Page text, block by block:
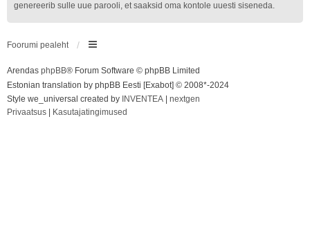
genereerib sulle uue parooli, et saaksid oma kontole uuesti siseneda.
Foorumi pealeht
Arendas phpBB® Forum Software © phpBB Limited
Estonian translation by phpBB Eesti [Exabot] © 2008*-2024
Style we_universal created by INVENTEA
nextgen
Privaatsus
Kasutajatingimused